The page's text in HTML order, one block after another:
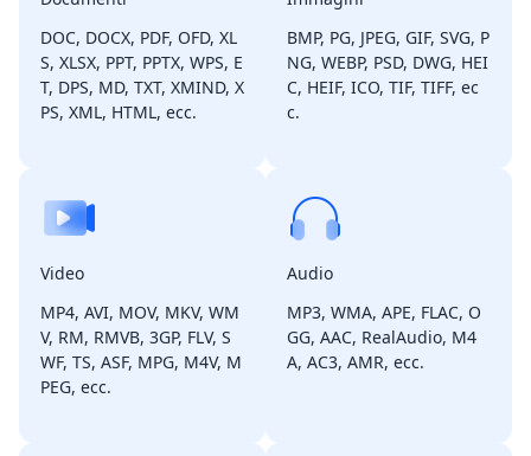
DOC, DOCX, PDF, OFD, XL
S, XLSX, PPT, PPTX, WPS, E
T, DPS, MD, TXT, XMIND, X
PS, XML, HTML, ecc.
BMP, PG, JPEG, GIF, SVG, P
NG, WEBP, PSD, DWG, HEI
C, HEIF, ICO, TIF, TIFF, ec
c.
Video
MP4, AVI, MOV, MKV, WM
V, RM, RMVB, 3GP, FLV, S
WF, TS, ASF, MPG, M4V, M
PEG, ecc.
Audio
MP3, WMA, APE, FLAC, O
GG, AAC, RealAudio, M4
A, AC3, AMR, ecc.